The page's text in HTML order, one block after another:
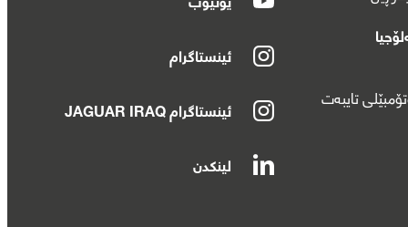
تایبەت
ئینستاگرام
ئینستاگرام JAGUAR IRAQ
لینکدن